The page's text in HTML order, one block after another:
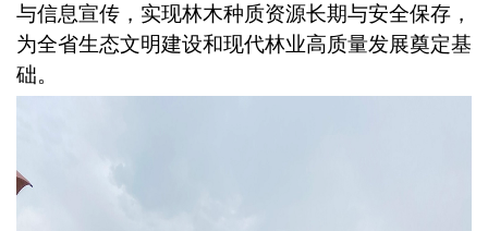
与信息宣传，实现林木种质资源长期与安全保存，
为全省生态文明建设和现代林业高质量发展奠定基
础。